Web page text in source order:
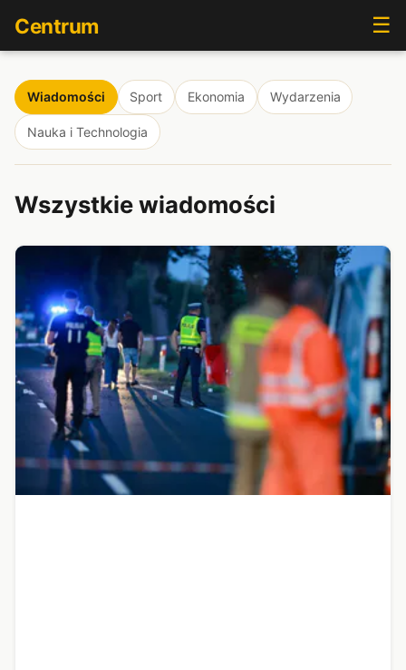
Centrum ☰
Wiadomości Sport Ekonomia Wydarzenia
Nauka i Technologia
Wszystkie wiadomości